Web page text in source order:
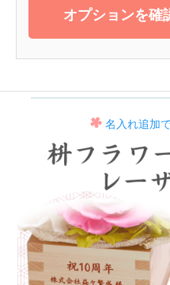
オプションを確
名入れ追加